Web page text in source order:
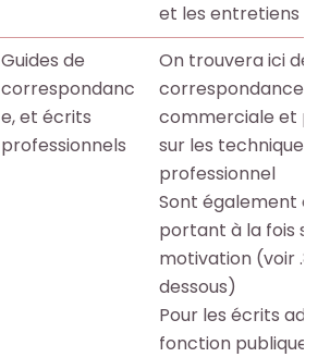
et les entretiens
Guides de
correspondanc
e, et écrits
professionnels
On trouvera ici des
correspondance
commerciale et
sur les techniques
professionnel
Sont également
portant à la fois
motivation (voir
dessous)
Pour les écrits
fonction publique